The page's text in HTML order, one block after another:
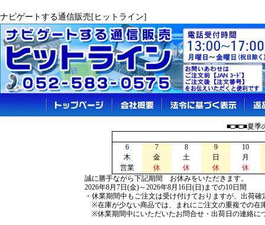
ナビゲートする通信販売[ヒットライン]
■□■□■夏季
6 7 8 9
10
木
金 土 日
月
営業
休 休 休
休
誠に勝手ながら下記期間 お休みをいただきます。
2026年8月7日(金)～2026年8月16日(日)までの10日間
・休業期間中もご注文は受け付けておりますが、出荷
※在庫が少ない商品では、まれにご注文の重複での在
※休業期間中にいただいたお問合せ・出荷日の連絡に